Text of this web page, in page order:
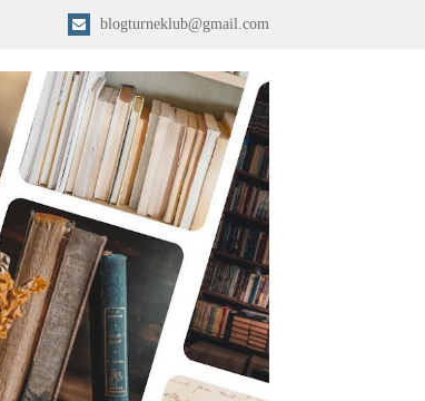
blogturneklub@gmail.com